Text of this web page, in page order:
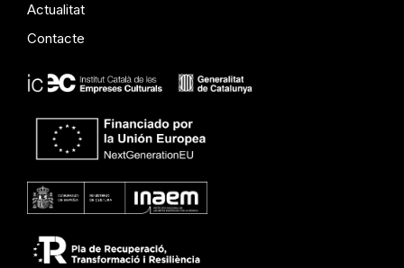
Actualitat
Contacte